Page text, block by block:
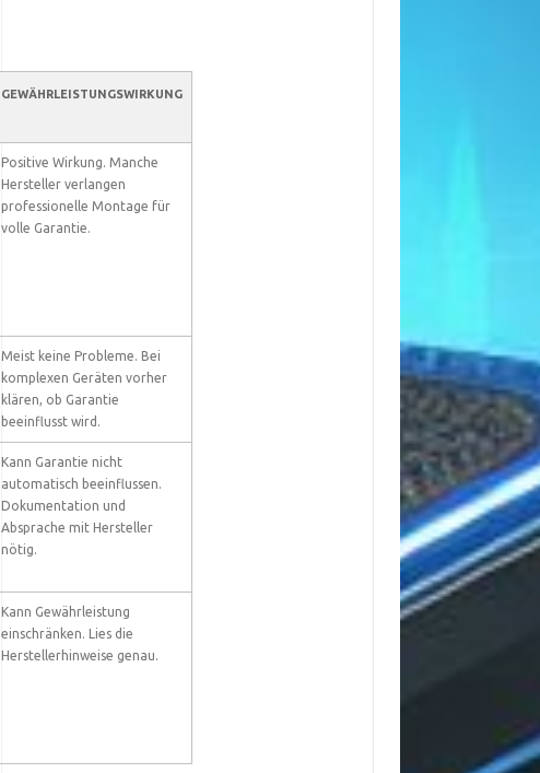
GEWÄHRLEISTUNGSWIRKUNG
Positive Wirkung. Manche
Hersteller verlangen
professionelle Montage für
volle Garantie.
Meist keine Probleme. Bei
komplexen Geräten vorher
klären, ob Garantie
beeinflusst wird.
Kann Garantie nicht
automatisch beeinflussen.
Dokumentation und
Absprache mit Hersteller
nötig.
Kann Gewährleistung
einschränken. Lies die
Herstellerhinweise genau.